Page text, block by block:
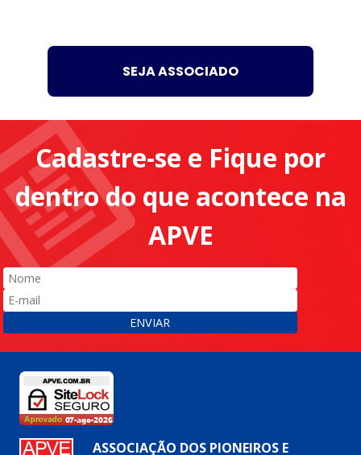
SEJA ASSOCIADO
Cadastre-se e Fique por
dentro do que acontece na
APVE
ENVIAR
ASSOCIAÇÃO DOS PIONEIROS E